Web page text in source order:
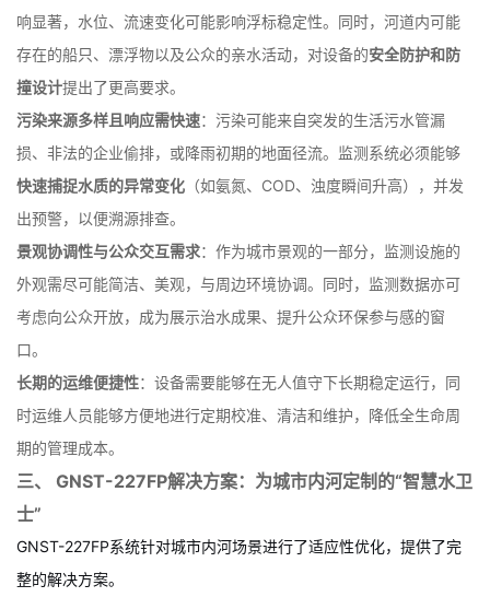
战：
复杂的水文与人为干扰：河道相对狭窄，水体流动性受闸坝调控影
响显著，水位、流速变化可能影响浮标稳定性。同时，河道内可能
存在的船只、漂浮物以及公众的亲水活动，对设备的安全防护和防
撞设计提出了更高要求。
污染来源多样且响应需快速：污染可能来自突发的生活污水管漏
损、非法的企业偷排，或降雨初期的地面径流。监测系统必须能够
快速捕捉水质的异常变化（如氨氮、COD、浊度瞬间升高），并发
出预警，以便溯源排查。
景观协调性与公众交互需求：作为城市景观的一部分，监测设施的
外观需尽可能简洁、美观，与周边环境协调。同时，监测数据亦可
考虑向公众开放，成为展示治水成果、提升公众环保参与感的窗
口。
长期的运维便捷性
时运维人员能够方便地进行定期校准、清洁和维护，降低全生命周
期的管理成本。
三、 GNST-227FP解决方案：为城市内河定制的“智慧水卫
士”